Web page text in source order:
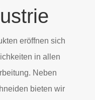
eröffnen sich
in allen
Neben
bieten wir